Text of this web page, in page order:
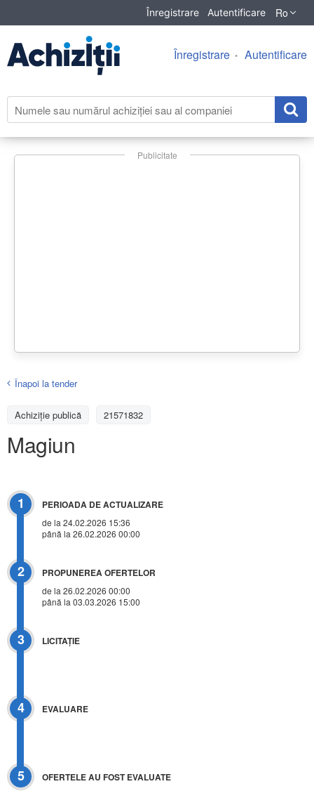
Înregistrare Autentificare Ro
Înregistrare Autentificare
Publicitate
Înapoi la tender
Achiziţie publică 21571832
Magiun
1 PERIOADA DE ACTUALIZARE
de la 24.02.2026 15:36
până la 26.02.2026 00:00
2 PROPUNEREA OFERTELOR
de la 26.02.2026 00:00
până la 03.03.2026 15:00
3 LICITAŢIE
4 EVALUARE
5 OFERTELE AU FOST EVALUATE